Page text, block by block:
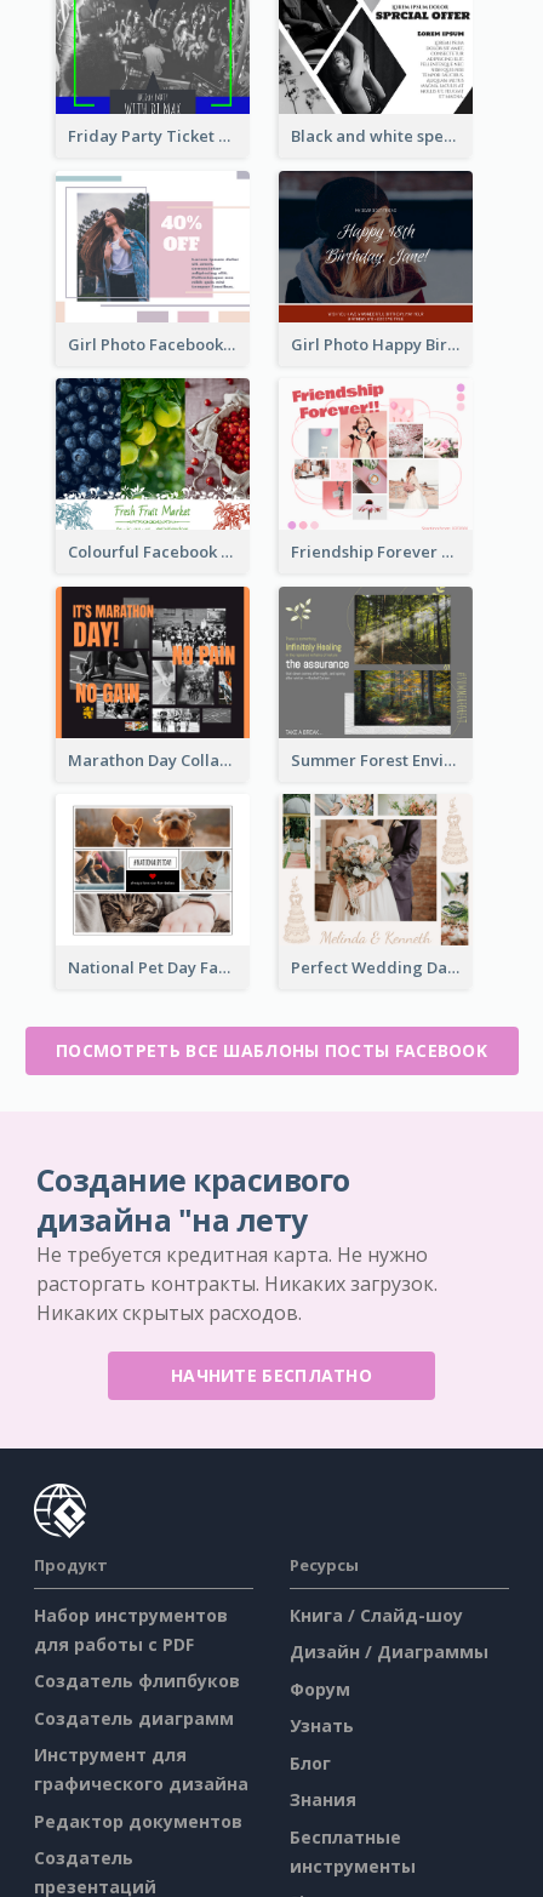
Friday Party Ticket Facebook Post Black and white special offer Facebook Post
Girl Photo Facebook Post Girl Photo Happy Birthday Facebook Post
Colourful Facebook Post About Fruit Market With Photos Friendship Forever Facebook Post
Marathon Day Collage Facebook Post Summer Forest Environment Facebook Post
National Pet Day Facebook Post Perfect Wedding Day Facebook Post
ПОСМОТРЕТЬ ВСЕ ШАБЛОНЫ ПОСТЫ FACEBOOK
Создание красивого
дизайна "на лету
Не требуется кредитная карта. Не нужно
расторгать контракты. Никаких загрузок.
Никаких скрытых расходов.
НАЧНИТЕ БЕСПЛАТНО
Продукт
Набор инструментов
для работы с PDF
Создатель флипбуков
Создатель диаграмм
Инструмент для
графического дизайна
Редактор документов
Создатель
презентаций
Ресурсы
Книга / Слайд-шоу
Дизайн / Диаграммы
Форум
Узнать
Блог
Знания
Бесплатные
инструменты